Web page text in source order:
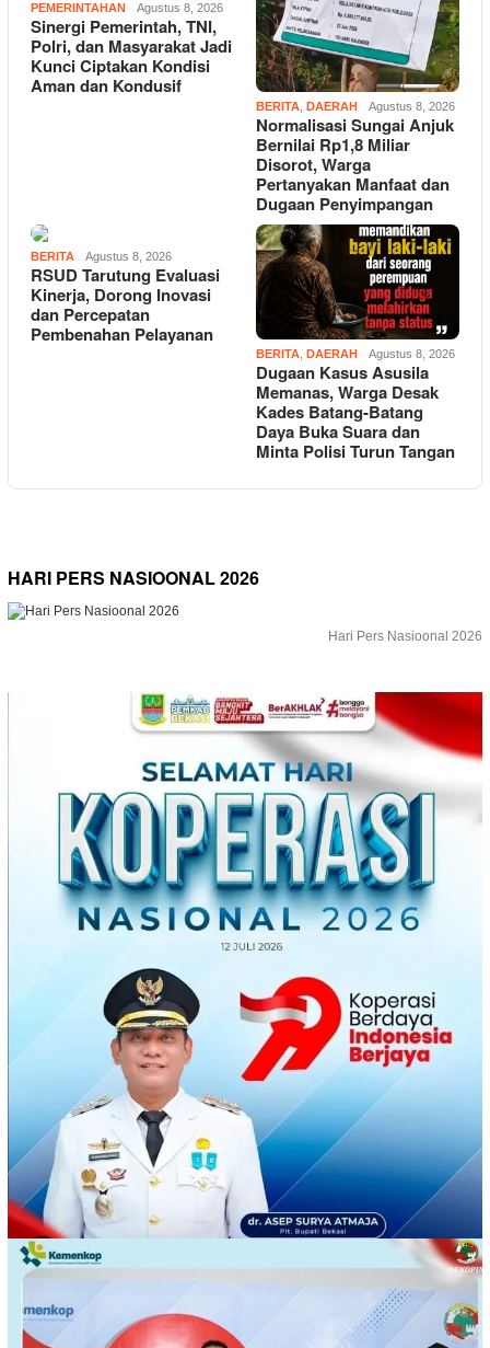
PEMERINTAHAN Agustus 8, 2026
Sinergi Pemerintah, TNI,
Polri, dan Masyarakat Jadi
Kunci Ciptakan Kondisi
Aman dan Kondusif
BERITA DAERAH Agustus 8, 2026
Normalisasi Sungai Anjuk
Bernilai Rp1,8 Miliar
Disorot, Warga
Pertanyakan Manfaat dan
Dugaan Penyimpangan
BERITA Agustus 8, 2026
RSUD Tarutung Evaluasi
Kinerja, Dorong Inovasi
dan Percepatan
Pembenahan Pelayanan
BERITA DAERAH Agustus 8, 2026
Dugaan Kasus Asusila
Memanas, Warga Desak
Kades Batang-Batang
Daya Buka Suara dan
Minta Polisi Turun Tangan
HARI PERS NASIOONAL 2026
Hari Pers Nasioonal 2026